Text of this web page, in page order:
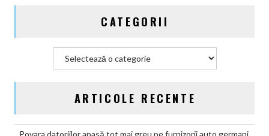
CATEGORII
ARTICOLE RECENTE